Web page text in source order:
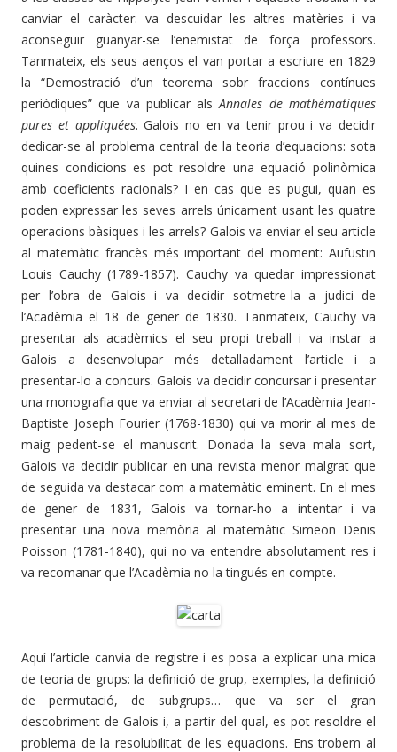
canviar el caràcter: va descuidar les altres matèries i va
aconseguir guanyar-se l’enemistat de força professors.
Tanmateix, els seus aenços el van portar a escriure en 1829
la “Demostració d’un teorema sobr fraccions contínues
periòdiques” que va publicar alsAnnales de mathématiques
pures et appliquées. Galois no en va tenir prou i va decidir
dedicar-se al problema central de la teoria d’equacions: sota
quines condicions es pot resoldre una equació polinòmica
amb coeficients racionals? I en cas que es pugui, quan es
poden expressar les seves arrels únicament usant les quatre
operacions bàsiques i les arrels? Galois va enviar el seu article
al matemàtic francès més important del moment: Aufustin
Louis Cauchy (1789-1857). Cauchy va quedar impressionat
per l’obra de Galois i va decidir sotmetre-la a judici de
l’Acadèmia el 18 de gener de 1830. Tanmateix, Cauchy va
presentar als acadèmics el seu propi treball i va instar a
Galois a desenvolupar més detalladament l’article i a
presentar-lo a concurs. Galois va decidir concursar i presentar
una monografia que va enviar al secretari de l’Acadèmia Jean-
Baptiste Joseph Fourier (1768-1830) qui va morir al mes de
maig pedent-se el manuscrit. Donada la seva mala sort,
Galois va decidir publicar en una revista menor malgrat que
de seguida va destacar com a matemàtic eminent. En el mes
de gener de 1831, Galois va tornar-ho a intentar i va
presentar una nova memòria al matemàtic Simeon Denis
Poisson (1781-1840), qui no va entendre absolutament res i
va recomanar que l’Acadèmia no la tingués en compte.
Aquí l’article canvia de registre i es posa a explicar una mica
de teoria de grups: la definició de grup, exemples, la definició
de permutació, de subgrups… que va ser el gran
descobriment de Galois i, a partir del qual, es pot resoldre el
problema de la resolubilitat de les equacions. Ens trobem al